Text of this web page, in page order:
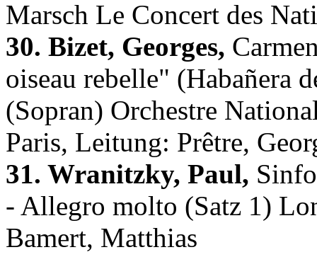
Marsch Le Concert des
30. Bizet, Georges,
oiseau rebelle" (Habañera
(Sopran) Orchestre
Paris, Leitung: Prêtre,
31. Wranitzky, Paul,
- Allegro molto (Satz 1)
Bamert, Matthias